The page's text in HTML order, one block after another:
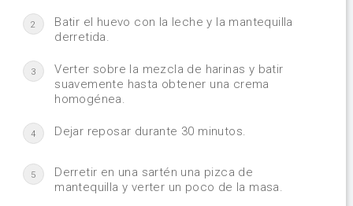
2
Batir el huevo con la leche y la mantequilla
derretida.
3
Verter sobre la mezcla de harinas y batir
suavemente hasta obtener una crema
homogénea.
4 Dejar reposar durante 30 minutos.
5
Derretir en una sartén una pizca de
mantequilla y verter un poco de la masa.